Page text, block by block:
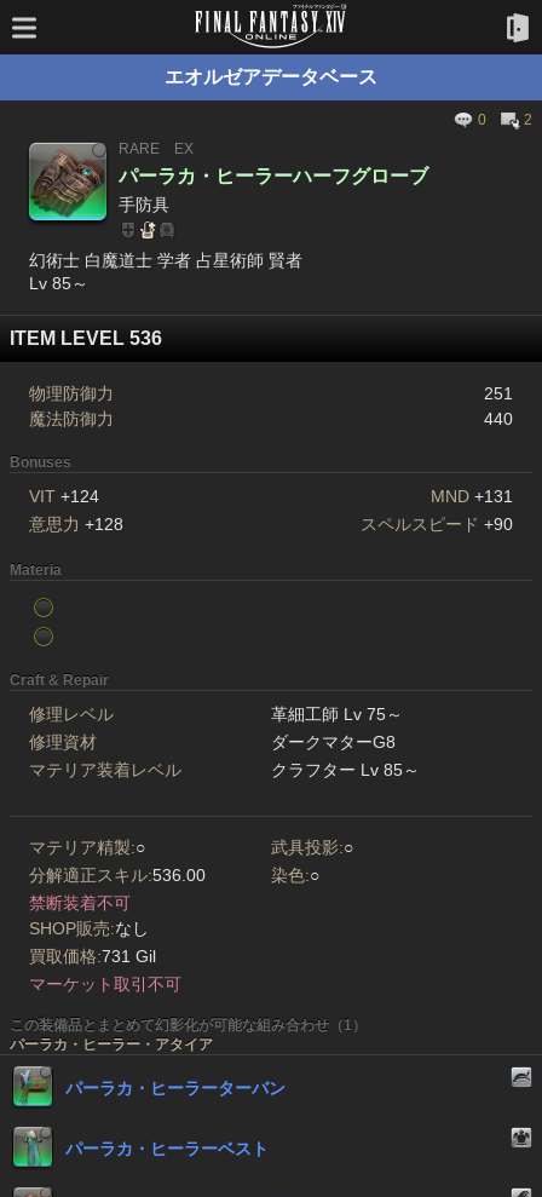
エオルゼアデータベース
0
2
RARE
EX
パーラカ・ヒーラーハーフグローブ
手防具
幻術士 白魔道士 学者 占星術師 賢者
Lv 85～
ITEM LEVEL 536
物理防御力
251
魔法防御力
440
Bonuses
VIT +124 MND +131
意思力 +128 スペルスピード +90
Materia
Craft & Repair
修理レベル
革細工師 Lv 75～
修理資材
ダークマターG8
マテリア装着レベル
クラフター Lv 85～
マテリア精製:○ 武具投影:○
分解適正スキル:536.00 染色:○
禁断装着不可
SHOP販売:なし
買取価格:731 Gil
マーケット取引不可
この装備品とまとめて幻影化が可能な組み合わせ（1）
パーラカ・ヒーラー・アタイア
パーラカ・ヒーラーターバン
パーラカ・ヒーラーベスト